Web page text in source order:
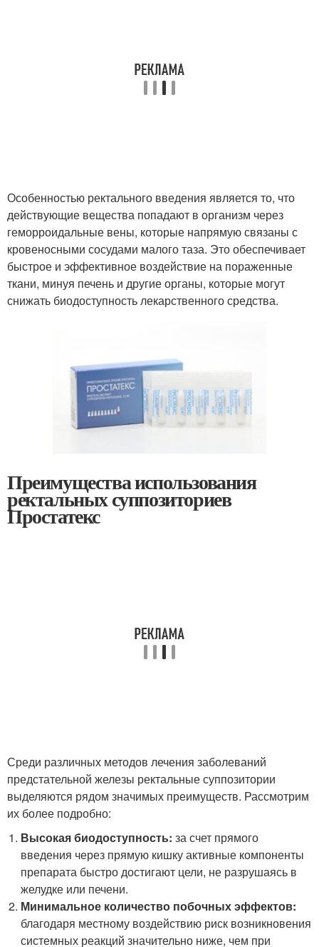
Особенностью ректального введения является то, что
действующие вещества попадают в организм через
геморроидальные вены, которые напрямую связаны с
кровеносными сосудами малого таза. Это обеспечивает
быстрое и эффективное воздействие на пораженные
ткани, минуя печень и другие органы, которые могут
снижать биодоступность лекарственного средства.
Преимущества использования
ректальных суппозиториев
Простатекс
Среди различных методов лечения заболеваний
предстательной железы ректальные суппозитории
выделяются рядом значимых преимуществ. Рассмотрим
их более подробно:
Высокая биодоступность: за счет прямого
введения через прямую кишку активные компоненты
препарата быстро достигают цели, не разрушаясь в
желудке или печени.
Минимальное количество побочных эффектов:
благодаря местному воздействию риск возникновения
системных реакций значительно ниже, чем при